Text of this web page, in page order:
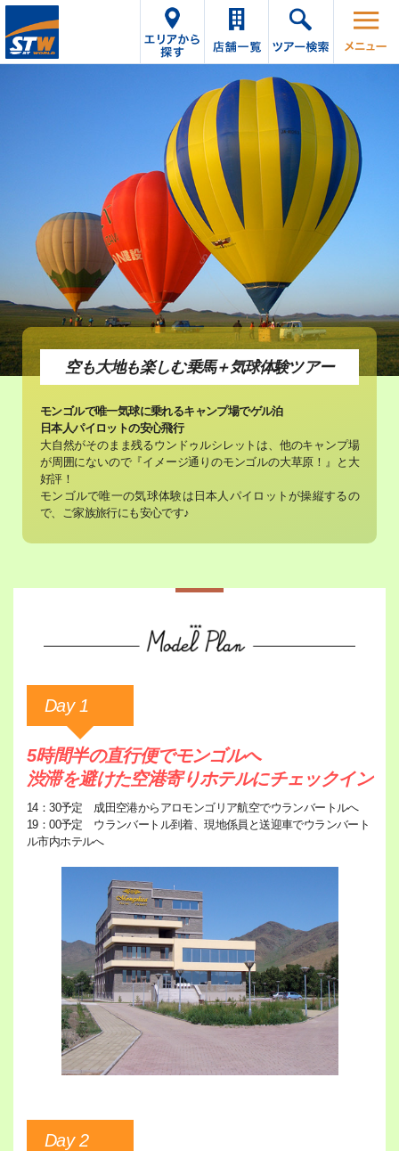
空も大地も楽しむ乗馬＋気球体験ツアー
モンゴルで唯一気球に乗れるキャンプ場でゲル泊
日本人パイロットの安心飛行
大自然がそのまま残るウンドゥルシレットは、他のキャンプ場
が周囲にないので『イメージ通りのモンゴルの大草原！』と大
好評！
モンゴルで唯一の気球体験は日本人パイロットが操縦するの
で、ご家族旅行にも安心です♪
Day 1
5時間半の直行便でモンゴルへ
渋滞を避けた空港寄りホテルにチェックイン
14：30予定 成田空港からアロモンゴリア航空でウランバートルへ
19：00予定 ウランバートル到着、現地係員と送迎車でウランバート
ル市内ホテルへ
Day 2